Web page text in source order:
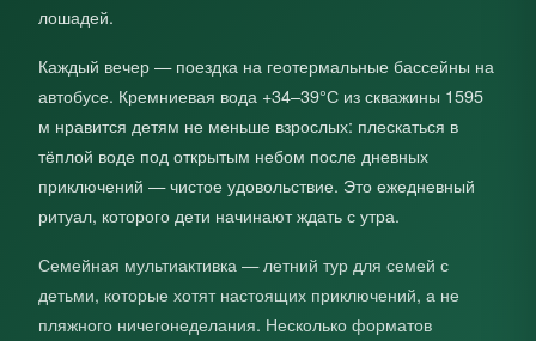
лошадей.
Каждый вечер — поездка на геотермальные бассейны на
автобусе. Кремниевая вода +34–39°С из скважины 1595
м нравится детям не меньше взрослых: плескаться в
тёплой воде под открытым небом после дневных
приключений — чистое удовольствие. Это ежедневный
ритуал, которого дети начинают ждать с утра.
Семейная мультиактивка — летний тур для семей с
детьми, которые хотят настоящих приключений, а не
пляжного ничегонеделания. Несколько форматов